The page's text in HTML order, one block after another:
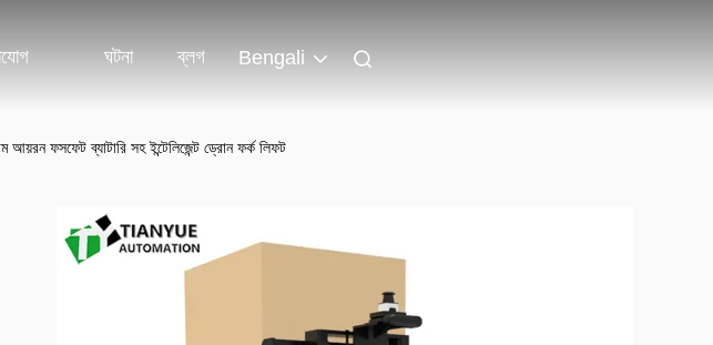
ঘটনা ব্লগ Bengali
আয়রন ফসফেট ব্যাটারি সহ ইন্টেলিজেন্ট ড্রোন ফর্ক লিফট